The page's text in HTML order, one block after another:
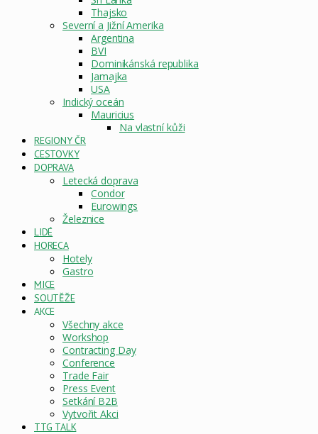
Thajsko
Severní a Jižní Amerika
Argentina
BVI
Dominikánská republika
Jamajka
USA
Indický oceán
Mauricius
Na vlastní kůži
REGIONY ČR
CESTOVKY
DOPRAVA
Letecká doprava
Condor
Eurowings
Železnice
LIDÉ
HORECA
Hotely
Gastro
MICE
SOUTĚŽE
AKCE
Všechny akce
Workshop
Contracting Day
Conference
Trade Fair
Press Event
Setkání B2B
Vytvořit Akci
TTG TALK